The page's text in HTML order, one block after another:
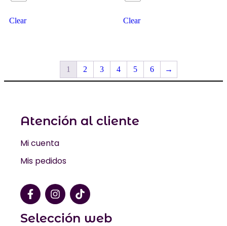
Clear Clear
1 2 3 4 5 6 →
Atención al cliente
Mi cuenta
Mis pedidos
Selección web